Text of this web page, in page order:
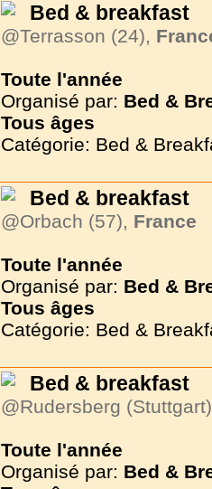
Bed & breakfast
@Terrasson (24),
Toute l'année
Organisé par: Bed &
Tous âges
Catégorie: Bed &
Bed & breakfast
@Orbach (57), France
Toute l'année
Organisé par: Bed &
Tous âges
Catégorie: Bed &
Bed & breakfast
@Rudersberg
Toute l'année
Organisé par: Bed &